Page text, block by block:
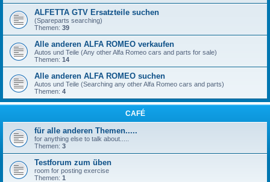
ALFETTA GTV Ersatzteile suchen
(Spareparts searching)
Themen: 39
Alle anderen ALFA ROMEO verkaufen
Autos und Teile (Any other Alfa Romeo cars and parts for sale)
Themen: 14
Alle anderen ALFA ROMEO suchen
Autos und Teile (Searching any other Alfa Romeo cars and parts)
Themen: 4
CAFÉ
für alle anderen Themen.....
for anything else to talk about.....
Themen: 3
Testforum zum üben
room for posting exercise
Themen: 1